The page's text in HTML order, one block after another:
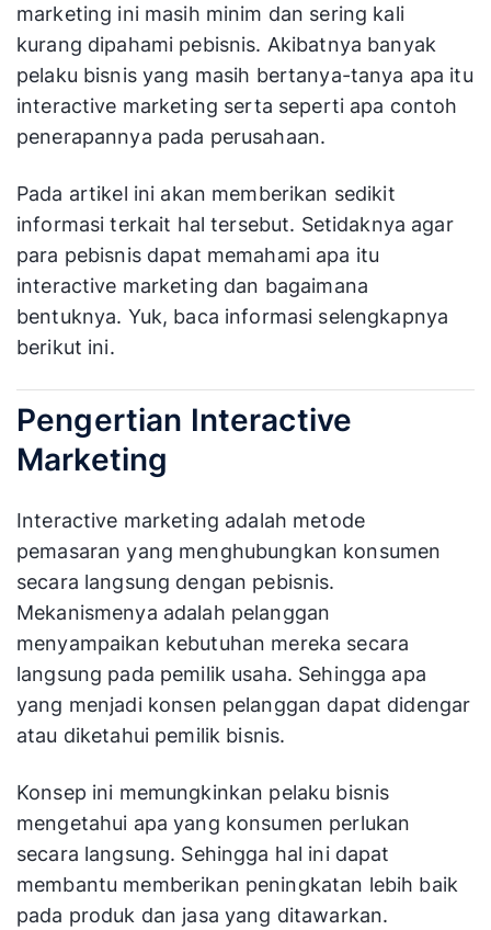
marketing ini masih minim dan sering kali
kurang dipahami pebisnis. Akibatnya banyak
pelaku bisnis yang masih bertanya-tanya apa itu
interactive marketing serta seperti apa contoh
penerapannya pada perusahaan.
Pada artikel ini akan memberikan sedikit
informasi terkait hal tersebut. Setidaknya agar
para pebisnis dapat memahami apa itu
interactive marketing dan bagaimana
bentuknya. Yuk, baca informasi selengkapnya
berikut ini.
Pengertian Interactive
Marketing
Interactive marketing adalah metode
pemasaran yang menghubungkan konsumen
secara langsung dengan pebisnis.
Mekanismenya adalah pelanggan
menyampaikan kebutuhan mereka secara
langsung pada pemilik usaha. Sehingga apa
yang menjadi konsen pelanggan dapat didengar
atau diketahui pemilik bisnis.
Konsep ini memungkinkan pelaku bisnis
mengetahui apa yang konsumen perlukan
secara langsung. Sehingga hal ini dapat
membantu memberikan peningkatan lebih baik
pada produk dan jasa yang ditawarkan.